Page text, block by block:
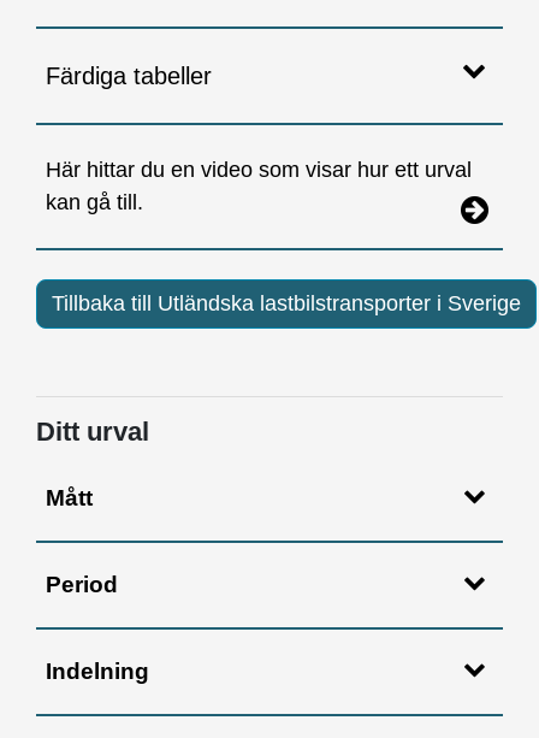
Färdiga tabeller
Här hittar du en video som visar hur ett urval
kan gå till.
Tillbaka till Utländska lastbilstransporter i Sverige
Ditt urval
Mått
Period
Indelning